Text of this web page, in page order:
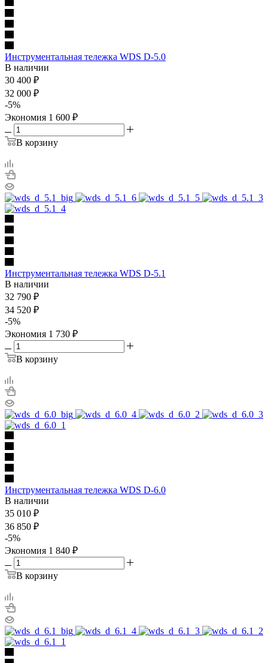
Инструментальная тележка WDS D-5.0
В наличии
30 400 ₽
32 000 ₽
-5%
Экономия 1 600 ₽
В корзину
Инструментальная тележка WDS D-5.1
В наличии
32 790 ₽
34 520 ₽
-5%
Экономия 1 730 ₽
В корзину
Инструментальная тележка WDS D-6.0
В наличии
35 010 ₽
36 850 ₽
-5%
Экономия 1 840 ₽
В корзину